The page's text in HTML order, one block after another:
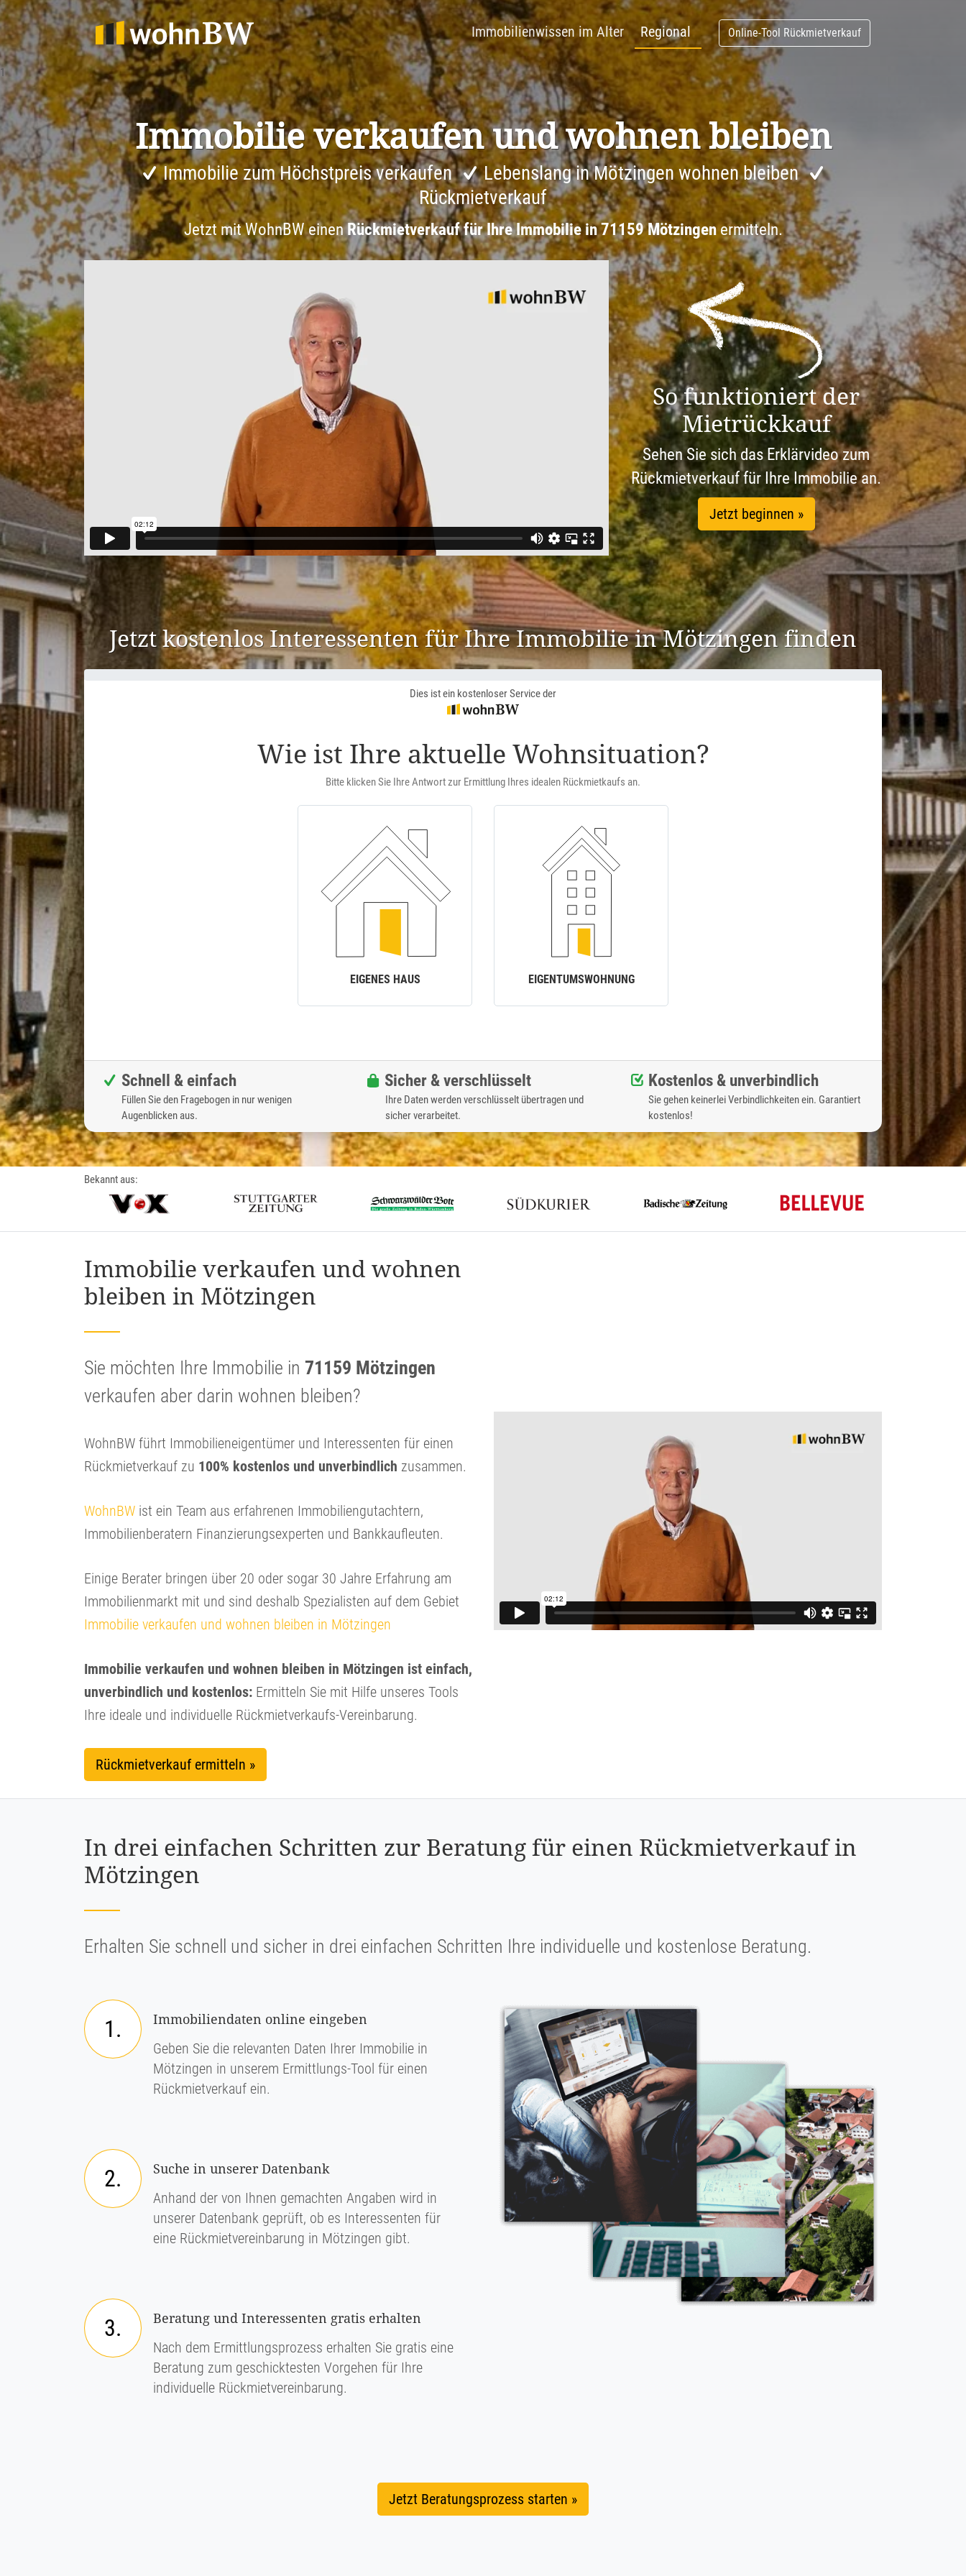
Immobilienwissen im Alter Regional Online-Tool Rückmietverkauf
1
Immobilie verkaufen und wohnen bleiben
Immobilie zum Höchstpreis verkaufen
Lebenslang in Mötzingen wohnen bleiben
Rückmietverkauf
Jetzt mit WohnBW einenRückmietverkauf für Ihre Immobilie in 71159 Mötzingenermitteln.
So funktioniert der
Mietrückkauf
Sehen Sie sich das Erklärvideo zum
Rückmietverkauf für Ihre Immobilie an.
Jetzt beginnen »
Jetzt kostenlos Inter­es­senten für Ihre Immobilie in Mötzingen finden
Dies ist ein kostenloser Service der
Wie ist Ihre aktuelle Wohnsituation?
Bitte klicken Sie Ihre Antwort zur Ermittlung Ihres idealen Rückmietkaufs an.
EIGENES HAUS EIGENTUMSWOHNUNG
Schnell & einfach
Füllen Sie den Fragebogen in nur wenigen
Augenblicken aus.
Sicher & verschlüsselt
Ihre Daten werden verschlüsselt übertragen und
sicher verarbeitet.
Kostenlos & unverbindlich
Sie gehen keinerlei Verbindlichkeiten ein. Garantiert
kostenlos!
Bekannt aus:
Immobilie verkaufen und wohnen
bleiben in Mötzingen
Sie möchten Ihre Immobilie in 71159 Mötzingen
verkaufen aber darin wohnen bleiben?
WohnBW führt Immobilieneigentümer und Interessenten für einen
Rückmietverkauf zu 100% kostenlos und unverbindlich zusammen.
WohnBW ist ein Team aus erfahrenen Immobiliengutachtern,
Immobilienberatern Finanzierungsexperten und Bankkaufleuten.
Einige Berater bringen über 20 oder sogar 30 Jahre Erfahrung am
Immobilienmarkt mit und sind deshalb Spezialisten auf dem Gebiet
Immobilie verkaufen und wohnen bleiben in Mötzingen
Immobilie verkaufen und wohnen bleiben in Mötzingen ist einfach,
unverbindlich und kostenlos: Ermitteln Sie mit Hilfe unseres Tools
Ihre ideale und individuelle Rückmietverkaufs-Vereinbarung.
Rückmietverkauf ermitteln »
In drei einfachen Schritten zur Beratung für einen Rückmietverkauf in
Mötzingen
Erhalten Sie schnell und sicher in drei einfachen Schritten Ihre individuelle und kostenlose Beratung.
1.
Immobiliendaten online eingeben
Geben Sie die relevanten Daten Ihrer Immobilie in
Mötzingen in unserem Ermittlungs-Tool für einen
Rückmietverkauf ein.
2.
Suche in unserer Datenbank
Anhand der von Ihnen gemachten Angaben wird in
unserer Datenbank geprüft, ob es Interessenten für
eine Rückmietvereinbarung in Mötzingen gibt.
3.
Beratung und Interessenten gratis erhalten
Nach dem Ermittlungsprozess erhalten Sie gratis eine
Beratung zum geschicktesten Vorgehen für Ihre
individuelle Rückmietvereinbarung.
Jetzt Beratungsprozess starten »